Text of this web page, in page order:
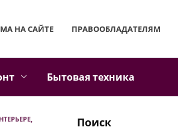
НА САЙТЕ ПРАВООБЛАДАТЕЛЯМ
Бытовая техника
Поиск